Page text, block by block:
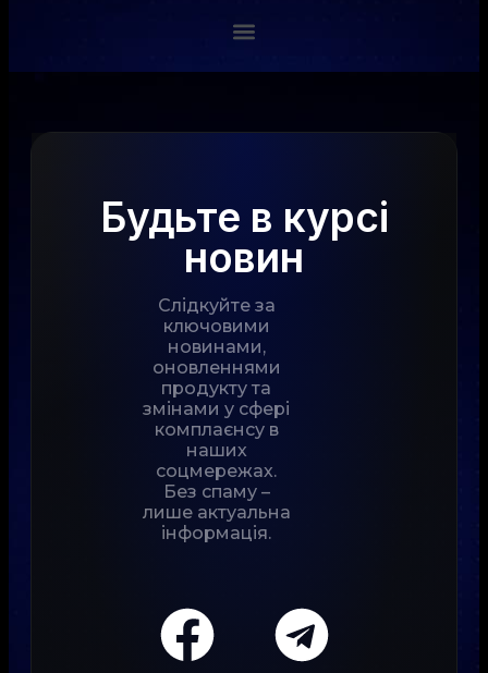
Будьте в курсі
новин
Слідкуйте за
ключовими
новинами,
оновленнями
продукту та
змінами у сфері
комплаєнсу в
наших
соцмережах.
Без спаму –
лише актуальна
інформація.